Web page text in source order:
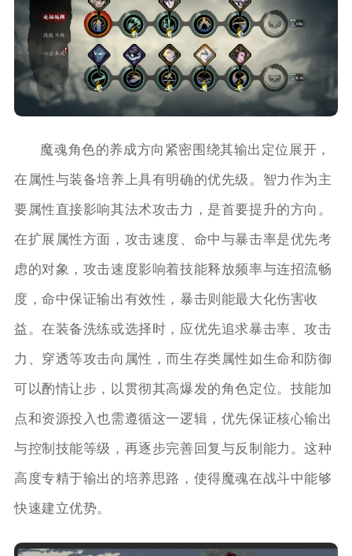
魔魂角色的养成方向紧密围绕其输出定位展开，
在属性与装备培养上具有明确的优先级。智力作为主
要属性直接影响其法术攻击力，是首要提升的方向。
在扩展属性方面，攻击速度、命中与暴击率是优先考
虑的对象，攻击速度影响着技能释放频率与连招流畅
度，命中保证输出有效性，暴击则能最大化伤害收
益。在装备洗练或选择时，应优先追求暴击率、攻击
力、穿透等攻击向属性，而生存类属性如生命和防御
可以酌情让步，以贯彻其高爆发的角色定位。技能加
点和资源投入也需遵循这一逻辑，优先保证核心输出
与控制技能等级，再逐步完善回复与反制能力。这种
高度专精于输出的培养思路，使得魔魂在战斗中能够
快速建立优势。